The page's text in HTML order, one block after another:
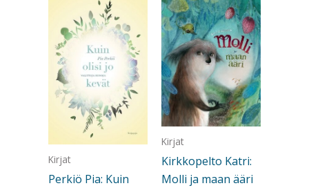
Kirjat
Perkiö Pia: Kuin
Kirjat
Kirkkopelto Katri:
Molli ja maan ääri